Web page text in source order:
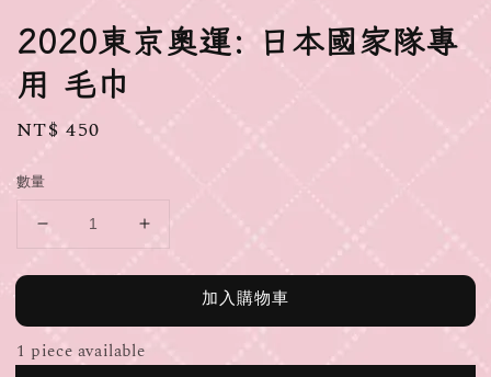
2020東京奧運: 日本國家隊專
用 毛巾
Regular
NT$ 450
數量
加入購物車
1 piece available